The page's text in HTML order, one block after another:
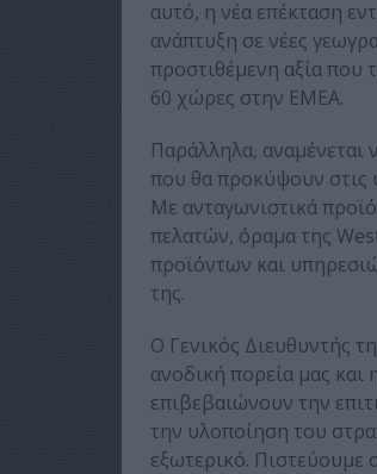
αυτό, η νέα επέκταση
ανάπτυξη σε νέες
προστιθέμενη αξία που
60 χώρες στην ΕΜΕΑ.
Παράλληλα, αναμένεται
που θα προκύψουν στις
Με ανταγωνιστικά
πελατών, όραμα της
προϊόντων και
της.
Ο Γενικός Διευθυντής
ανοδική πορεία μας
επιβεβαιώνουν την
την υλοποίηση του
εξωτερικό. Πιστεύουμε